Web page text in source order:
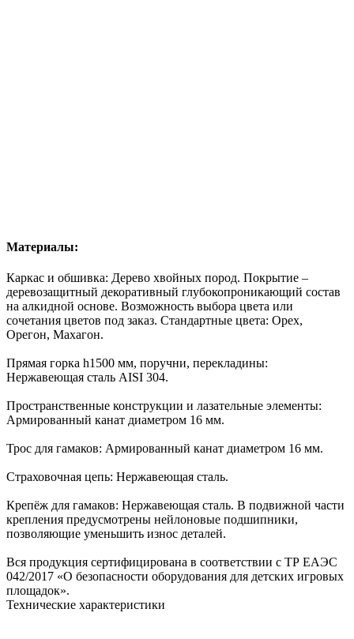
Материалы:
Каркас и обшивка: Дерево хвойных пород. Покрытие –
деревозащитный декоративный глубокопроникающий состав
на алкидной основе. Возможность выбора цвета или
сочетания цветов под заказ. Стандартные цвета: Орех,
Орегон, Махагон.
Прямая горка h1500 мм, поручни, перекладины:
Нержавеющая сталь AISI 304.
Пространственные конструкции и лазательные элементы:
Армированный канат диаметром 16 мм.
Трос для гамаков: Армированный канат диаметром 16 мм.
Страховочная цепь: Нержавеющая сталь.
Крепёж для гамаков: Нержавеющая сталь. В подвижной части
крепления предусмотрены нейлоновые подшипники,
позволяющие уменьшить износ деталей.
Вся продукция сертифицирована в соответствии с ТР ЕАЭС
042/2017 «О безопасности оборудования для детских игровых
площадок».
Технические характеристики